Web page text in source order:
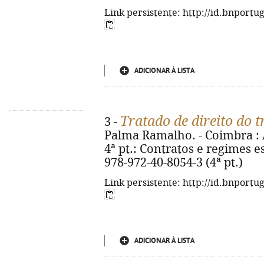
Link persistente: http://
ADICIONAR À LISTA
3 - Tratado de direito do
Palma Ramalho. - Coimbra
4ª pt.: Contratos e regimes
978-972-40-8054-3 (4ª pt.)
Link persistente: http://
ADICIONAR À LISTA